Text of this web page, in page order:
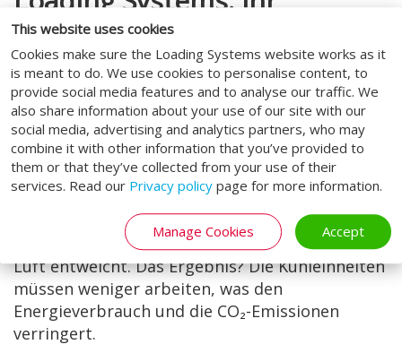
This website uses cookies
Cookies make sure the Loading Systems website works as it
is meant to do. We use cookies to personalise content, to
provide social media features and to analyse our traffic. We
also share information about your use of our site with our
social media, advertising and analytics partners, who may
combine it with other information that you’ve provided to
them or that they’ve collected from your use of their
services. Read our Privacy policy page for more information.
Manage Cookies Accept
Energieeinspar-Partner
Bei Loading Systems verstehen wir, dass der
Schlüssel zur Reduzierung von Energieverlusten
darin liegt, den Ladeprozess selbst effizienter
zu gestalten. Deshalb bieten wir eine Reihe
innovativer Lösungen, die speziell für die
Kühlkettenlogistik entwickelt wurden. Nehmen
wir zum Beispiel unsere schnellen Sektionaltore.
Diese Tore öffnen und schließen sich schnell,
wodurch die Zeit minimiert wird, in der kalte
Luft entweicht. Das Ergebnis? Die Kühleinheiten
müssen weniger arbeiten, was den
Energieverbrauch und die CO₂-Emissionen
verringert.